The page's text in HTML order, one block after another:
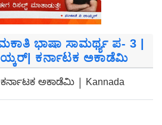
ಭಾಷಾ ಸಾಮರ್ಥ್ಯ ಪ- 3 |
ಕರ್ನಾಟಕ ಅಕಾಡೆಮಿ
ಅಕಾಡೆಮಿ | Kannada